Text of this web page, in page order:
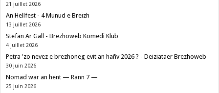
21 juillet 2026
An Hellfest - 4 Munud e Breizh
13 juillet 2026
Stefan Ar Gall - Brezhoweb Komedi Klub
4 juillet 2026
Petra 'zo nevez e brezhoneg evit an hañv 2026 ? - Deiziataer Brezhoweb
30 juin 2026
Nomad war an hent — Rann 7 —
25 juin 2026